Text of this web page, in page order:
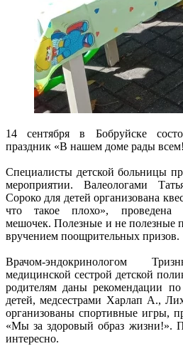
14 сентября в Бобруйске
праздник «В нашем доме рады
Специалисты детской больницы
мероприятии. Валеологами
Сороко для детей организована
что такое плохо», проведена
мешочек. Полезные и не полезные
вручением поощрительных призов.
Врачом-эндокринологом
медицинской сестрой детской
родителям даны рекомендации
детей, медсестрами Харлап А.,
организованы спортивные игры,
«Мы за здоровый образ жизни!».
интересно.